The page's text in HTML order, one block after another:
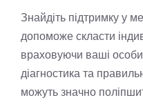
Знайдіть підтримку у
допоможе скласти
враховуючи ваші
діагностика та
можуть значно